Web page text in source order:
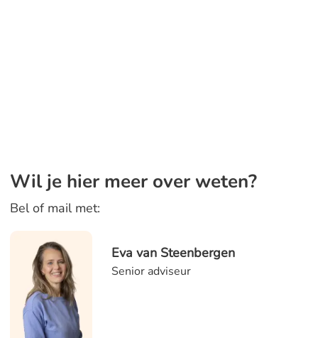
Wil je hier meer over weten?
Bel of mail met:
Eva van Steenbergen
Senior adviseur